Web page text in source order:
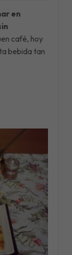
en
café, hoy
bebida tan